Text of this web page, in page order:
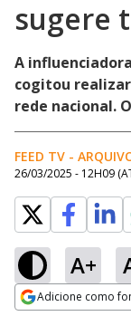
sugere
A
cogitou
rede nacional.
FEED TV -
26/03/2025 - 12H09
A+
Adicione como